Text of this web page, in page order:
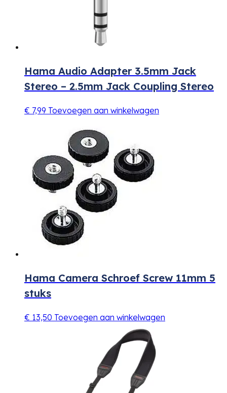
Hama Audio Adapter 3.5mm Jack
Stereo – 2.5mm Jack Coupling Stereo
€ 7,99 Toevoegen aan winkelwagen
Hama Camera Schroef Screw 11mm 5
stuks
€ 13,50 Toevoegen aan winkelwagen